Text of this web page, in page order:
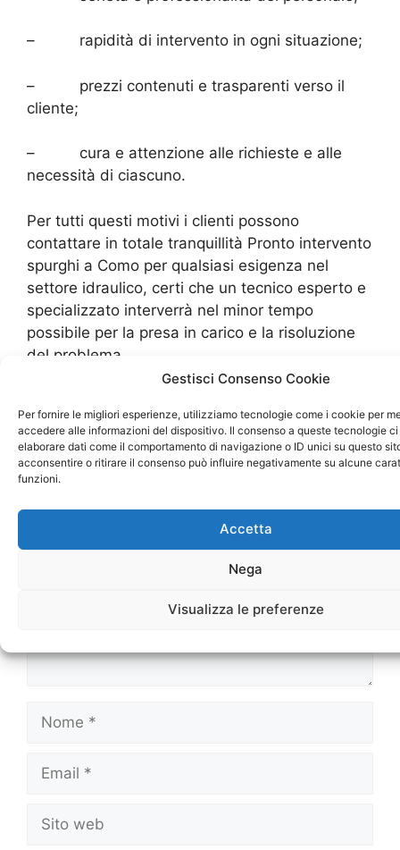
Gestisci Consenso Cookie
Per fornire le migliori esperienze, utilizziamo tecnologie come i cookie per
accedere alle informazioni del dispositivo. Il consenso a queste tecnologie
elaborare dati come il comportamento di navigazione o ID unici su questo
acconsentire o ritirare il consenso può influire negativamente su alcune
funzioni.
Accetta
Nega
Visualizza le preferenze
– rapidità di intervento in ogni situazione;
– prezzi contenuti e trasparenti verso il
cliente;
– cura e attenzione alle richieste e alle
necessità di ciascuno.
Per tutti questi motivi i clienti possono
contattare in totale tranquillità Pronto intervento
spurghi a Como per qualsiasi esigenza nel
settore idraulico, certi che un tecnico esperto e
specializzato interverrà nel minor tempo
possibile per la presa in carico e la risoluzione
del problema.
Lascia un commento
web